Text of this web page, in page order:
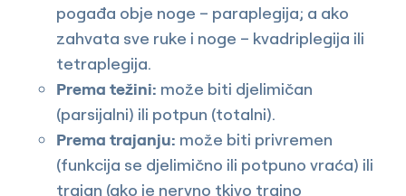
pogađa obje noge – paraplegija; a ako
zahvata sve ruke i noge – kvadriplegija ili
tetraplegija.
Prema težini: može biti djelimičan
(parsijalni) ili potpun (totalni).
Prema trajanju: može biti privremen
(funkcija se djelimično ili potpuno vraća) ili
trajan (ako je nervno tkivo trajno